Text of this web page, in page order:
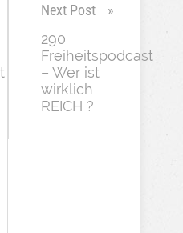
Next Post
290
Freiheitspodcast
– Wer ist
wirklich
REICH ?